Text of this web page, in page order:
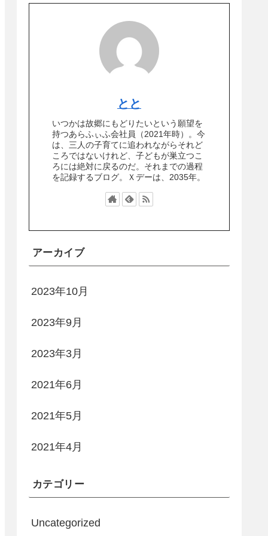
とと
いつかは故郷にもどりたいという願望を
持つあらふぃふ会社員（2021年時）。今
は、三人の子育てに追われながらそれど
ころではないけれど、子どもが巣立つこ
ろには絶対に戻るのだ。それまでの過程
を記録するブログ。Ｘデーは、2035年。
アーカイブ
2023年10月
2023年9月
2023年3月
2021年6月
2021年5月
2021年4月
カテゴリー
Uncategorized